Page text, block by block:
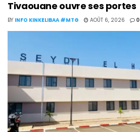
Tivaouane ouvre ses portes
BY INFO KINKELIBAA #MTG AOÛT 6, 2026 0